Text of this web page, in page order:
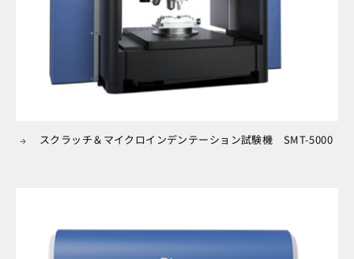
スクラッチ＆マイクロインデンテーション試験機 SMT-5000